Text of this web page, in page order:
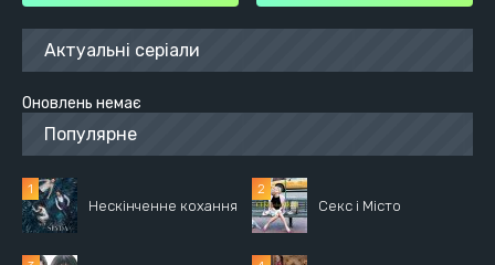
Актуальні серіали
Оновлень немає
Популярне
Нескінченне кохання Секс і Місто